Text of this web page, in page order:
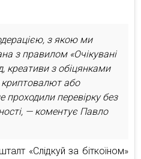
з якою ми
з правилом «Очікувані
креативи з обіцянками
криптовалют або
проходили перевірку без
— коментує Павло
«Слідкуй за біткоїном»